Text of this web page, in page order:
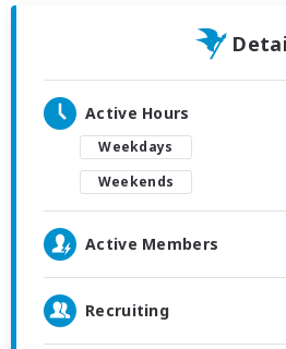
Active Hours
Weekdays
Weekends
Active Members
Recruiting